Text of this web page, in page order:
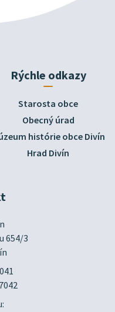
Rýchle odkazy
Starosta obce
Obecný úrad
histórie obce Divín
Hrad Divín
654/3